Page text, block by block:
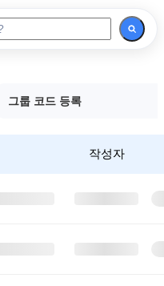
그룹 코드 등록
작성자